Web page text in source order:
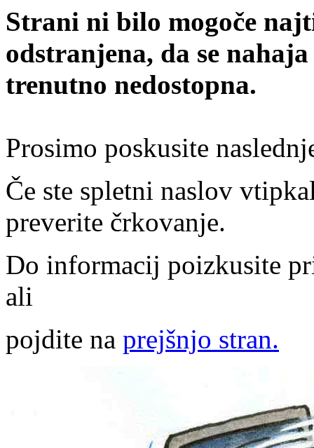
Strani ni bilo mogoče
odstranjena, da se
trenutno nedostopna.
Prosimo poskusite
Če ste spletni naslov
preverite črkovanje.
Do informacij poizkusite
ali
pojdite na prejšnjo stran.